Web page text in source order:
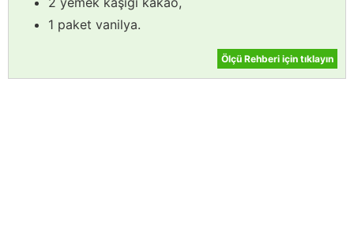
1 paket vanilya.
Ölçü Rehberi için tıklayın